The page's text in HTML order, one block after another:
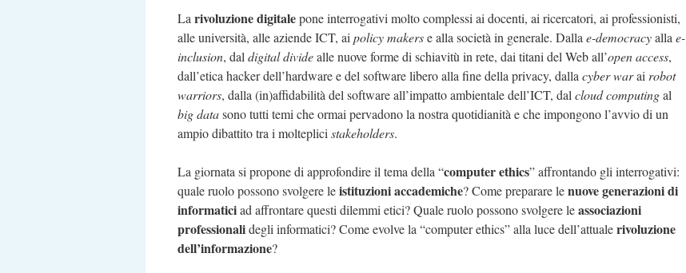
La rivoluzione digitalepone interrogativi molto complessi ai docenti, ai ricercatori, ai professionisti,
alle università, alle aziende ICT, ai policy makerse alla società in generale. Dalla e-democracyalla e-
inclusion, dal digital dividealle nuove forme di schiavitù in rete, dai titani del Web all’open access,
dall’etica hacker dell’hardware e del software libero alla fine della privacy, dalla cyber warai robot
warriors, dalla (in)affidabilità del software all’impatto ambientale dell’ICT, dal cloud computingal
big datasono tutti temi che ormai pervadono la nostra quotidianità e che impongono l’avvio di un
ampio dibattito tra i molteplici stakeholders.
La giornata si propone di approfondire il tema della “computer ethics” affrontando gli interrogativi:
quale ruolo possono svolgere leistituzioni accademiche? Come preparare lenuove generazioni di
informaticiad affrontare questi dilemmi etici? Quale ruolo possono svolgere leassociazioni
professionalidegli informatici? Come evolve la “computer ethics” alla luce dell’attualerivoluzione
dell’informazione?